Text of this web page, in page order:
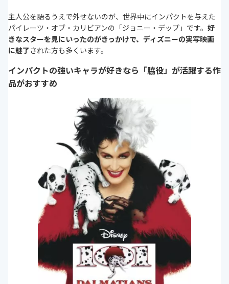
主人公を語るうえで外せないのが、世界中にインパクトを与えた
パイレーツ・オブ・カリビアンの「ジョニー・デップ」です。 好
きなスターを見にいったのがきっかけで、ディズニーの実写映画
に魅了された方も多くいます。
インパクトの強いキャラが好きなら「脇役」が活躍する作
品がおすすめ